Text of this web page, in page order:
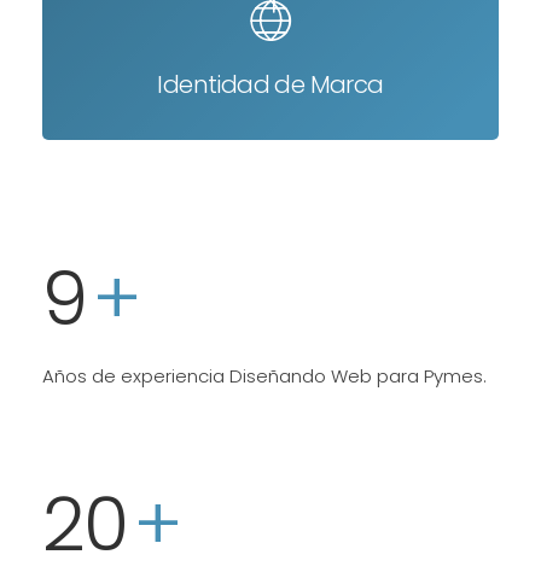
Identidad de Marca
9+
Años de experiencia Diseñando Web para Pymes.
20+